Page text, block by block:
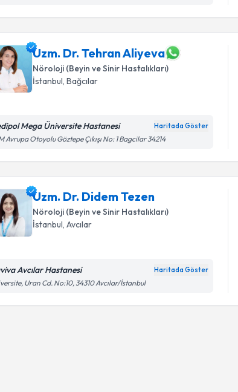
Uzm. Dr. Tehran Aliyeva
Nöroloji (Beyin ve Sinir Hastalıkları)
İstanbul, Bağcılar
Mega Üniversite Hastanesi Haritada Göster
Avrupa Otoyolu Göztepe Çıkışı No: 1 Bagcilar 34214
Uzm. Dr. Didem Tezen
Nöroloji (Beyin ve Sinir Hastalıkları)
İstanbul, Avcılar
Avcılar Hastanesi Haritada Göster
Uran Cd. No:10, 34310 Avcılar/İstanbul